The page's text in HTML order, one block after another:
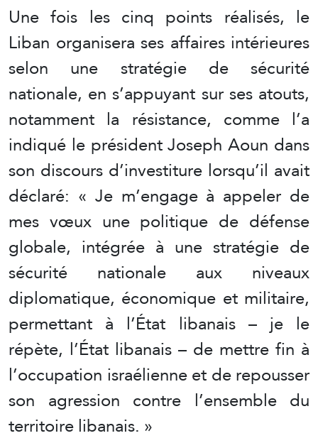
Une fois les cinq points réalisés, le
Liban organisera ses affaires intérieures
selon une stratégie de sécurité
nationale, en s’appuyant sur ses atouts,
notamment la résistance, comme l’a
indiqué le président Joseph Aoun dans
son discours d’investiture lorsqu’il avait
déclaré: « Je m’engage à appeler de
mes vœux une politique de défense
globale, intégrée à une stratégie de
sécurité nationale aux niveaux
diplomatique, économique et militaire,
permettant à l’État libanais – je le
répète, l’État libanais – de mettre fin à
l’occupation israélienne et de repousser
son agression contre l’ensemble du
territoire libanais. »